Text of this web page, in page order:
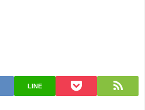
LINE